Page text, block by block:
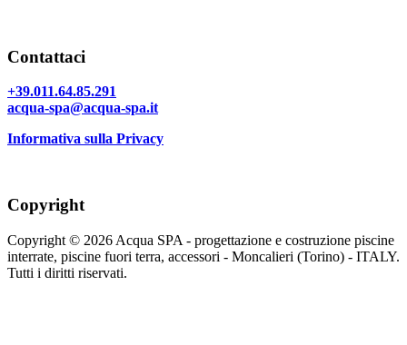
Contattaci
+39.011.64.85.291
acqua-spa@acqua-spa.it
Informativa sulla Privacy
Copyright
Copyright © 2026 Acqua SPA - progettazione e costruzione piscine
interrate, piscine fuori terra, accessori - Moncalieri (Torino) - ITALY.
Tutti i diritti riservati.